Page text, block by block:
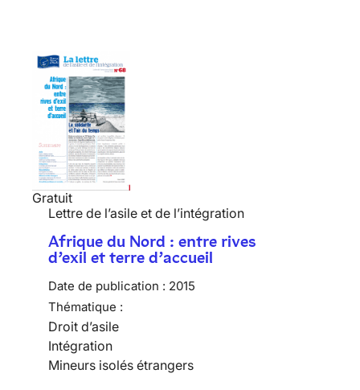
Gratuit
Lettre de l’asile et de l’intégration
Afrique du Nord : entre rives
d’exil et terre d’accueil
Date de publication : 2015
Thématique :
Droit d’asile
Intégration
Mineurs isolés étrangers